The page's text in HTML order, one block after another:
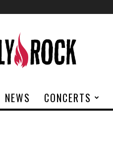
Rock
NEWS CONCERTS